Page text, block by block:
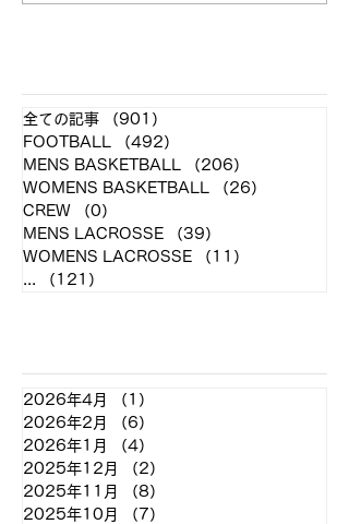
全ての記事 （901）
FOOTBALL
（492）
MENS BASKETBALL
（206）
WOMENS BASKETBALL
（26）
CREW
（0）
MENS LACROSSE
（39）
WOMENS LACROSSE
（11）
...
（121）
2026年4月 （1）
2026年2月
（6）
2026年1月
（4）
2025年12月
（2）
2025年11月
（8）
2025年10月
（7）